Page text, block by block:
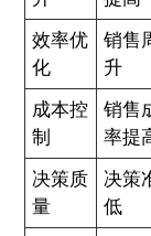
效率优
化
销售
升
成本控
制
销售
率提
决策质
量
决策
低